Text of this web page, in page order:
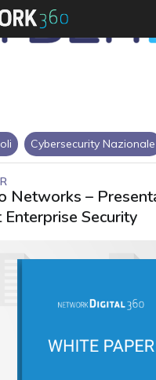
Cybersecurity Nazionale
Networks –
Security